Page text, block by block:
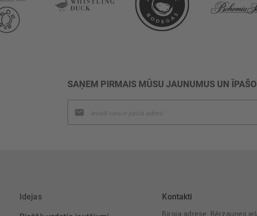
SAŅEM PIRMAIS MŪSU JAUNUMUS UN
jaunumu
saņemšanai:
Idejas Kontakti
Biroja adrese: Bērzaunes